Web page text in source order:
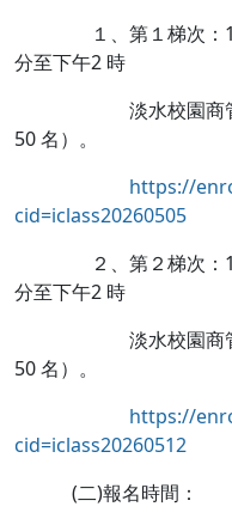
１、第１梯次：115
分至下午2 時
淡水校園商管大樓
50 名）。
https://
cid=iclass20260505
２、第２梯次：115
分至下午2 時
淡水校園商管大樓
50 名）。
https://
cid=iclass20260512
(二)報名時間：